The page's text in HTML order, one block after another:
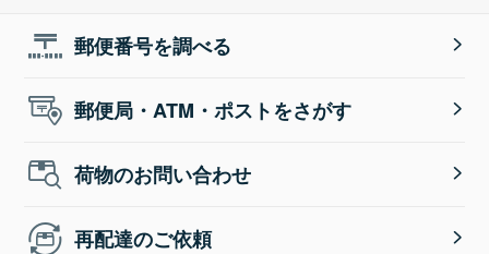
郵便番号を調べる
郵便局・ATM・ポストをさがす
荷物のお問い合わせ
再配達のご依頼